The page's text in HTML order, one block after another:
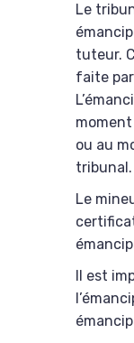
Le
tuteur.
faite
ou au
tribunal.
Le
Il est